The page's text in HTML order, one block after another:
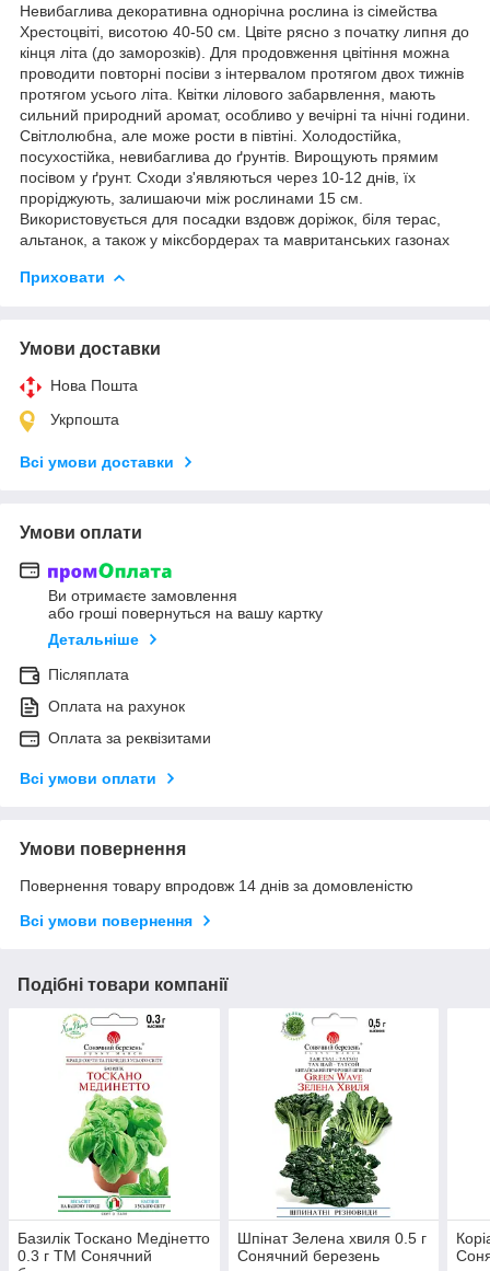
Невибаглива декоративна однорічна рослина із сімейства
Хрестоцвіті, висотою 40-50 см. Цвіте рясно з початку липня до
кінця літа (до заморозків). Для продовження цвітіння можна
проводити повторні посіви з інтервалом протягом двох тижнів
протягом усього літа. Квітки лілового забарвлення, мають
сильний природний аромат, особливо у вечірні та нічні години.
Світлолюбна, але може рости в півтіні. Холодостійка,
посухостійка, невибаглива до ґрунтів. Вирощують прямим
посівом у ґрунт. Сходи з'являються через 10-12 днів, їх
проріджують, залишаючи між рослинами 15 см.
Використовується для посадки вздовж доріжок, біля терас,
альтанок, а також у міксбордерах та мавританських газонах
Приховати
Умови доставки
Нова Пошта
Укрпошта
Всі умови доставки
Умови оплати
Ви отримаєте замовлення
або гроші повернуться на вашу картку
Детальніше
Післяплата
Оплата на рахунок
Оплата за реквізитами
Всі умови оплати
Умови повернення
Повернення товару впродовж 14 днів за домовленістю
Всі умови повернення
Подібні товари компанії
Базилік Тоскано Медінетто
0.3 г ТМ Сонячний
Шпінат Зелена хвиля 0.5 г
Сонячний березень